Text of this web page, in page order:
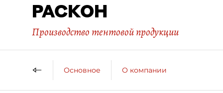
РАСКОН
Производство тентовой продукции
Основное О компании